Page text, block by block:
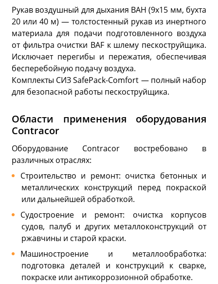
Рукав воздушный для дыхания BAH (9x15 мм, бухта
20 или 40 м) — толстостенный рукав из инертного
материала для подачи подготовленного воздуха
от фильтра очистки BAF к шлему пескоструйщика.
Исключает перегибы и пережатия, обеспечивая
бесперебойную подачу воздуха.
Комплекты СИЗ SafePack-Comfort — полный набор
для безопасной работы пескоструйщика.
Области применения оборудования
Contracor
Оборудование Contracor востребовано в
различных отраслях:
Строительство и ремонт: очистка бетонных и
металлических конструкций перед покраской
или дальнейшей обработкой.
Судостроение и ремонт: очистка корпусов
судов, палуб и других металлоконструкций от
ржавчины и старой краски.
Машиностроение и металлообработка:
подготовка деталей и конструкций к сварке,
покраске или антикоррозионной обработке.